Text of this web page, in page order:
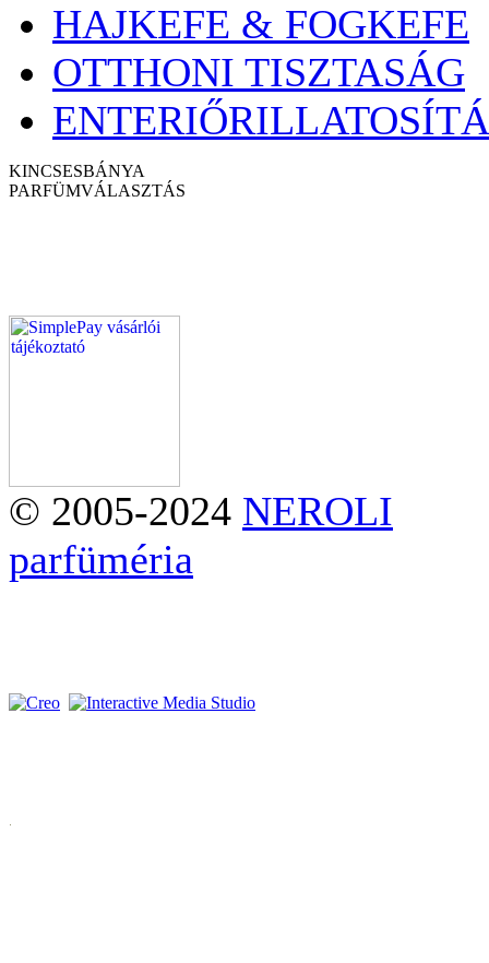
HAJKEFE & FOGKEFE
OTTHONI TISZTASÁG
KINCSESBÁNYA
PARFÜMVÁLASZTÁS
© 2005-2024 NEROLI
parfüméria